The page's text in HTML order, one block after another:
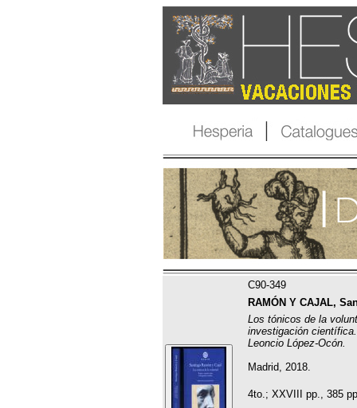
C90-349
RAMÓN Y CAJAL,
Los tónicos de la
investigación
Leoncio López-Ocón.
Madrid, 2018.
4to.; XXVIII pp., 385